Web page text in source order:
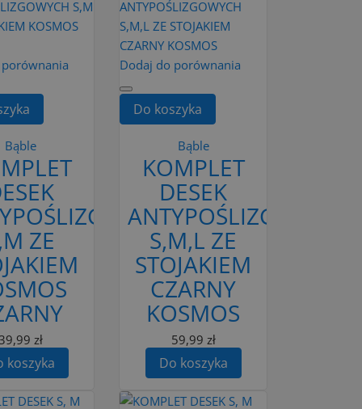
Bąble
ZE
zł
koszyka
Dodaj do porównania
Do koszyka
Bąble
KOMPLET
DESEK
ANTYPOŚLIZGOWYCH
S,M,L ZE
STOJAKIEM
CZARNY
KOSMOS
59,99 zł
Do koszyka